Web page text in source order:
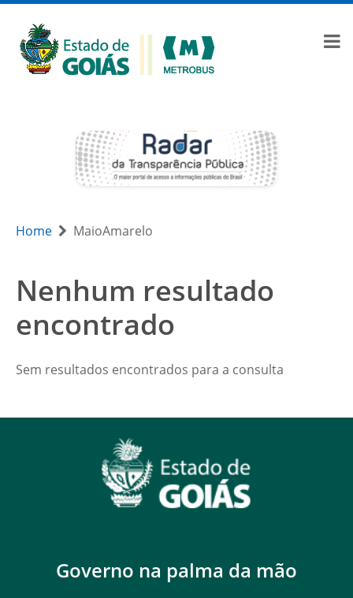
Home MaioAmarelo
Nenhum resultado
encontrado
Sem resultados encontrados para a consulta
Governo na palma da mão